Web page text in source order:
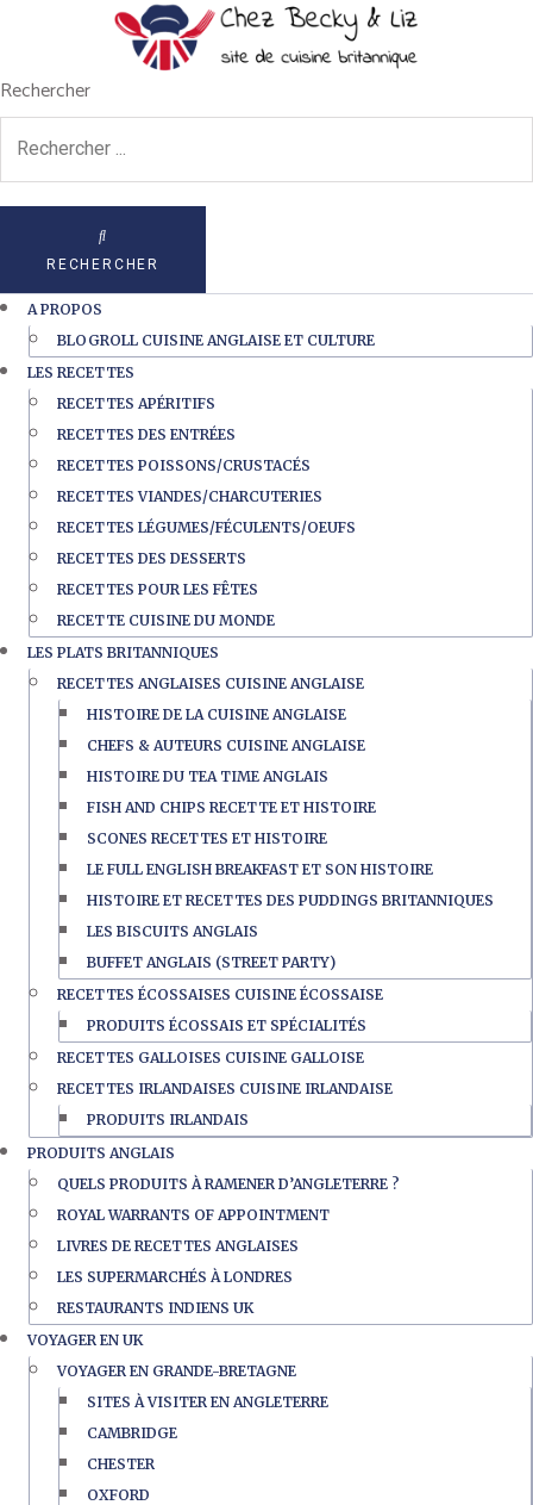
Rechercher
RECHERCHER
A PROPOS
BLOGROLL CUISINE ANGLAISE ET CULTURE
LES RECETTES
RECETTES APÉRITIFS
RECETTES DES ENTRÉES
RECETTES POISSONS/CRUSTACÉS
RECETTES VIANDES/CHARCUTERIES
RECETTES LÉGUMES/FÉCULENTS/OEUFS
RECETTES DES DESSERTS
RECETTES POUR LES FÊTES
RECETTE CUISINE DU MONDE
LES PLATS BRITANNIQUES
RECETTES ANGLAISES CUISINE ANGLAISE
HISTOIRE DE LA CUISINE ANGLAISE
CHEFS & AUTEURS CUISINE ANGLAISE
HISTOIRE DU TEA TIME ANGLAIS
FISH AND CHIPS RECETTE ET HISTOIRE
SCONES RECETTES ET HISTOIRE
LE FULL ENGLISH BREAKFAST ET SON HISTOIRE
HISTOIRE ET RECETTES DES PUDDINGS BRITANNIQUES
LES BISCUITS ANGLAIS
BUFFET ANGLAIS (STREET PARTY)
RECETTES ÉCOSSAISES CUISINE ÉCOSSAISE
PRODUITS ÉCOSSAIS ET SPÉCIALITÉS
RECETTES GALLOISES CUISINE GALLOISE
RECETTES IRLANDAISES CUISINE IRLANDAISE
PRODUITS IRLANDAIS
PRODUITS ANGLAIS
QUELS PRODUITS À RAMENER D’ANGLETERRE ?
ROYAL WARRANTS OF APPOINTMENT
LIVRES DE RECETTES ANGLAISES
LES SUPERMARCHÉS À LONDRES
RESTAURANTS INDIENS UK
VOYAGER EN UK
VOYAGER EN GRANDE-BRETAGNE
SITES À VISITER EN ANGLETERRE
CAMBRIDGE
CHESTER
OXFORD